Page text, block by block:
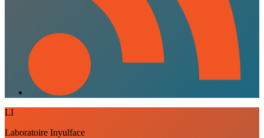
LI
Laboratoire Inyulface